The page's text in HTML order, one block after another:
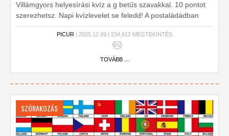
Villámgyors helyesírási kvíz a g betűs szavakkal. 10 pontot
szerezhetsz. Napi kvízlevelet se feledd! A postaládádban
keresd, napi 10 extra pontért!
PICUR | 2025.12.09 | 234,912 MEGTEKINTÉS
TOVÁBB ...
SZÓRAKOZÁS